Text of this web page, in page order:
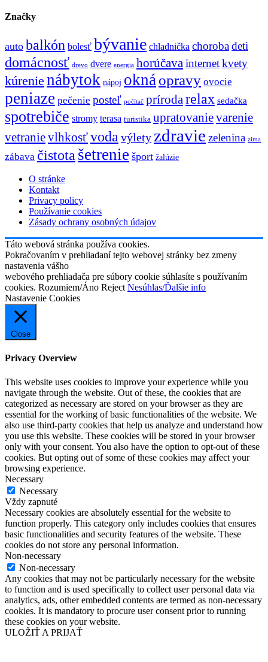
Značky
auto balkón bolesť bývanie chladnička chorobadeti
domácnosť drevo dvere energia horúčavainternetkvety
kúrenie nábytok nápoj oknáopravy ovocie
peniaze pečenie posteľ počítač prírodarelax sedačka
spotrebiče stromy terasa turistika upratovanievarenie
vetranievlhkosťvoda výlety zdravie zelenina zima
zábava čistota šetrenie šport žalúzie
O stránke
Kontakt
Privacy policy
Používanie cookies
Zásady ochrany osobných údajov
Táto webová stránka používa cookies.
Pokračovaním v prehliadaní tejto webovej stránky bez zmeny
nastavenia vášho
webového prehliadača pre súbory cookie súhlasíte s používaním
cookies. Rozumiem/Áno Reject Nesúhlas/Ďalšie info
Nastavenie Cookies
Close
Privacy Overview
This website uses cookies to improve your experience while you
navigate through the website. Out of these, the cookies that are
categorized as necessary are stored on your browser as they are
essential for the working of basic functionalities of the website. We
also use third-party cookies that help us analyze and understand how
you use this website. These cookies will be stored in your browser
only with your consent. You also have the option to opt-out of these
cookies. But opting out of some of these cookies may affect your
browsing experience.
Necessary
Necessary
Vždy zapnuté
Necessary cookies are absolutely essential for the website to
function properly. This category only includes cookies that ensures
basic functionalities and security features of the website. These
cookies do not store any personal information.
Non-necessary
Non-necessary
Any cookies that may not be particularly necessary for the website
to function and is used specifically to collect user personal data via
analytics, ads, other embedded contents are termed as non-necessary
cookies. It is mandatory to procure user consent prior to running
these cookies on your website.
ULOŽIŤ A PRIJAŤ